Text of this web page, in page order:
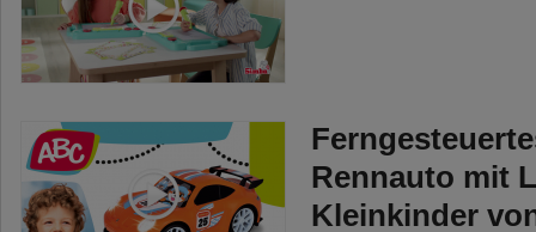
Rennauto mit
Kleinkinder